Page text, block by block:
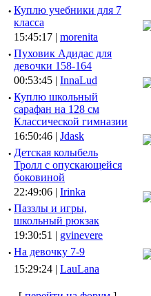
· Куплю учебники для 7
класса
15:45:17 | morenita
· Пуховик Адидас для
девочки 158-164
00:53:45 | InnaLud
· Куплю школьный
сарафан на 128 см
Классической гимназии
16:50:46 | Jdask
· Детская колыбель
Тролл с опускающейся
боковиной
22:49:06 | Irinka
· Паззлы и игры,
школьный рюкзак
19:30:51 | gvinevere
· Hа девочку 7-9
15:29:24 | LauLana